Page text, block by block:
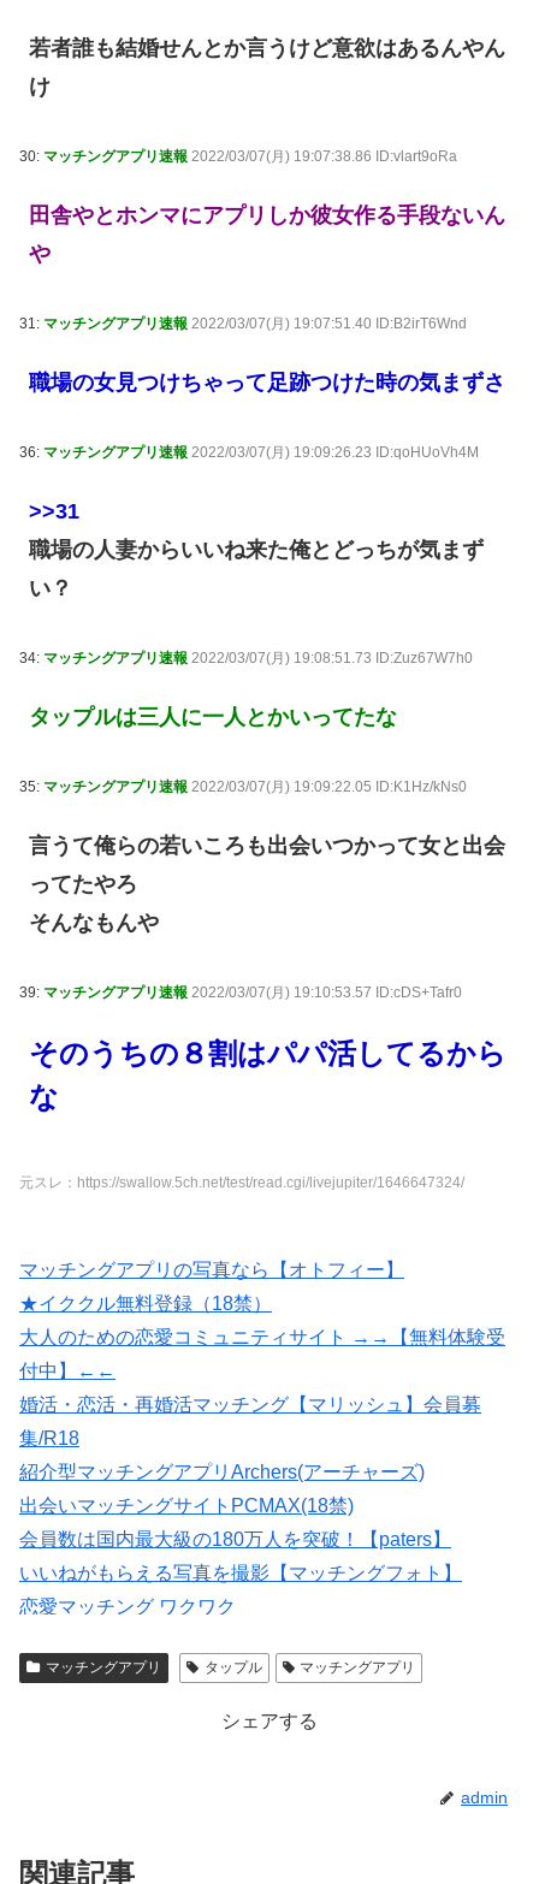
若者誰も結婚せんとか言うけど意欲はあるんやん
け
30: マッチングアプリ速報 2022/03/07(月) 19:07:38.86 ID:vlart9oRa
田舎やとホンマにアプリしか彼女作る手段ないん
や
31: マッチングアプリ速報 2022/03/07(月) 19:07:51.40 ID:B2irT6Wnd
職場の女見つけちゃって足跡つけた時の気まずさ
36: マッチングアプリ速報 2022/03/07(月) 19:09:26.23 ID:qoHUoVh4M
>>31
職場の人妻からいいね来た俺とどっちが気まず
い？
34: マッチングアプリ速報 2022/03/07(月) 19:08:51.73 ID:Zuz67W7h0
タップルは三人に一人とかいってたな
35: マッチングアプリ速報 2022/03/07(月) 19:09:22.05 ID:K1Hz/kNs0
言うて俺らの若いころも出会いつかって女と出会
ってたやろ
そんなもんや
39: マッチングアプリ速報 2022/03/07(月) 19:10:53.57 ID:cDS+Tafr0
そのうちの８割はパパ活してるから
な
元スレ：https://swallow.5ch.net/test/read.cgi/livejupiter/1646647324/
マッチングアプリの写真なら【オトフィー】
★イククル無料登録（18禁）
大人のための恋愛コミュニティサイト →→【無料体験受
付中】←←
婚活・恋活・再婚活マッチング【マリッシュ】会員募
集/R18
紹介型マッチングアプリArchers(アーチャーズ)
出会いマッチングサイトPCMAX(18禁)
会員数は国内最大級の180万人を突破！【paters】
いいねがもらえる写真を撮影【マッチングフォト】
恋愛マッチング ワクワク
影サービス
マッチングアプリ タップル マッチングアプリ
シェアする
admin
関連記事